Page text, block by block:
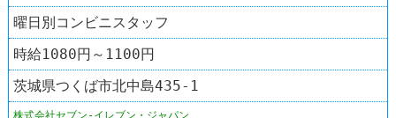
曜日別コンビニスタッフ
時給1080円～1100円
茨城県つくば市北中島435-1
株式会社セブン-イレブン・ジャパン